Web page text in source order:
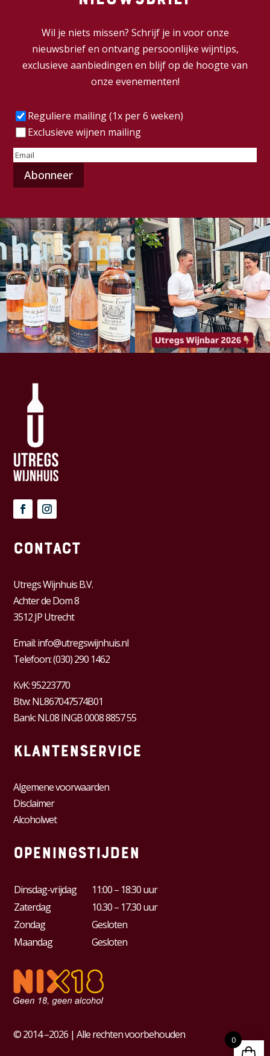
Wil je niets missen? Schrijf je in voor onze
nieuwsbrief en ontvang persoonlijke wijntips,
exclusieve aanbiedingen en blijf op de hoogte van
onze evenementen!
Frequentie(Vereist)
Reguliere mailing (1x per 6 weken)
Exclusieve wijnen mailing
E-
mailadres(Vereist)
Contact
Utregs Wijnhuis B.V.
Achter de Dom 8
3512 JP Utrecht
Email:info@utregswijnhuis.nl
Telefoon:(030) 290 1462
KvK:95223770
Btw:NL867047574B01
Bank: NL08 INGB 0008 8857 55
Klantenservice
Algemene voorwaarden
Disclaimer
Alcoholwet
Openingstijden
Dinsdag-vrijdag
11:00 – 18:30 uur
Zaterdag
10.30 – 17.30 uur
Zondag
Gesloten
Maandag
Gesloten
© 2014 –2026 | Alle rechten voorbehouden 0